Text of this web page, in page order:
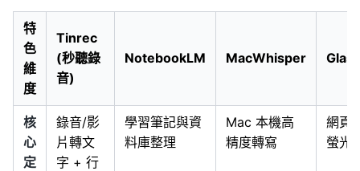
特
色
維
度
Tinrec
(秒聽錄
音)
NotebookLM MacWhisper
核
心
定
錄音/影
片轉文
字 + 行
學習筆記與資
料庫整理
Mac 本機高
精度轉寫
網頁
螢光